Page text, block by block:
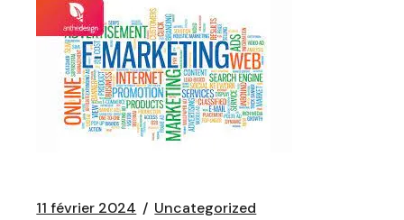
11 février 2024 Uncategorized